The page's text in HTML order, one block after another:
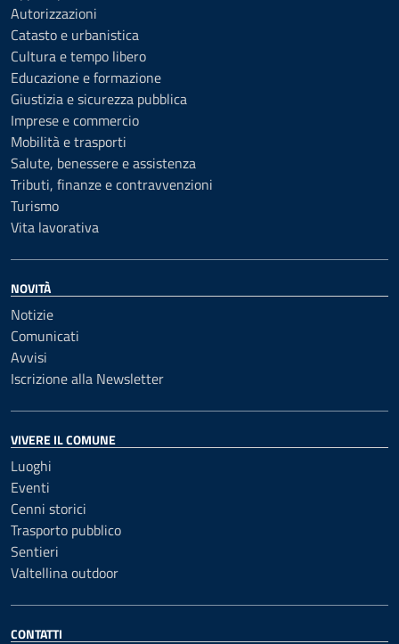
Autorizzazioni
Catasto e urbanistica
Cultura e tempo libero
Educazione e formazione
Giustizia e sicurezza pubblica
Imprese e commercio
Mobilità e trasporti
Salute, benessere e assistenza
Tributi, finanze e contravvenzioni
Turismo
Vita lavorativa
NOVITÀ
Notizie
Comunicati
Avvisi
Iscrizione alla Newsletter
VIVERE IL COMUNE
Luoghi
Eventi
Cenni storici
Trasporto pubblico
Sentieri
Valtellina outdoor
CONTATTI